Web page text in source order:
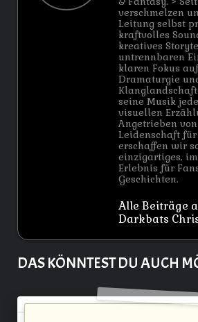
verschmelzen
Leitung selbst
kraftvolles
kreatives
untrennbaren
klaren Fokus
Dramaturgie
seine Musik
visuellen
Angetrieben
Leidenschaft
erschaffen wir
einzigartiges,
Erlebnis für
Geschichten.
Alle Beiträge
Darkbats
DAS KÖNNTEST DU AUCH